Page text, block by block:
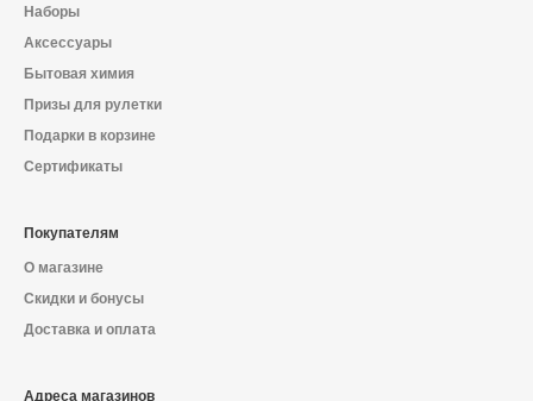
Наборы
Аксессуары
Бытовая химия
Призы для рулетки
Подарки в корзине
Сертификаты
Покупателям
О магазине
Скидки и бонусы
Доставка и оплата
Адреса магазинов